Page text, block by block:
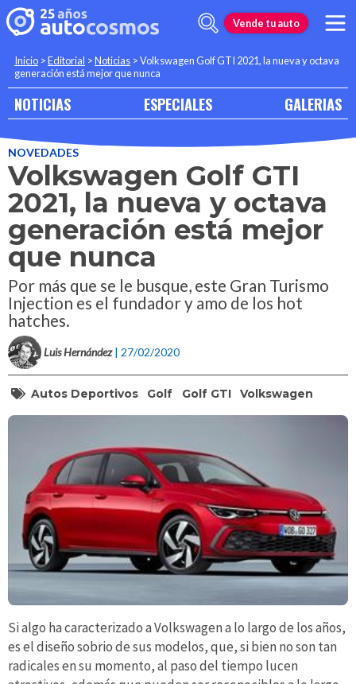
Vende tu auto
Inicio >Editorial >Noticias >Volkswagen Golf GTI 2021, la nueva y octava
generación está mejor que nunca
NOTICIAS ESPECIALES GALERIAS
NOVEDADES
Volkswagen Golf GTI
2021, la nueva y octava
generación está mejor
que nunca
Por más que se le busque, este Gran Turismo
Injection es el fundador y amo de los hot
hatches.
Luis Hernández | 27/02/2020
Autos Deportivos Golf Golf GTI Volkswagen
Si algo ha caracterizado a Volkswagen a lo largo de los años,
es el diseño sobrio de sus modelos, que, si bien no son tan
radicales en su momento, al paso del tiempo lucen